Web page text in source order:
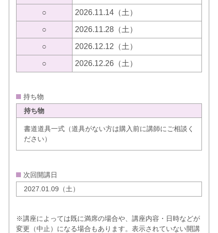
○ 2026.11.14（土）
○ 2026.11.28（土）
○ 2026.12.12（土）
○ 2026.12.26（土）
持ち物
持ち物
書道道具一式（道具がない方は購入前に講師にご相談く
ださい）
次回開講日
2027.01.09（土）
※講座によっては既に満席の場合や、講座内容・日時などが
変更（中止）になる場合もあります。表示されていない開講